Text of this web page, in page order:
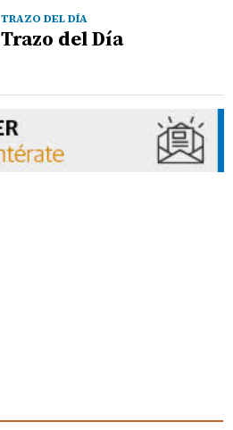
TRAZO DEL DÍA
Trazo del Día